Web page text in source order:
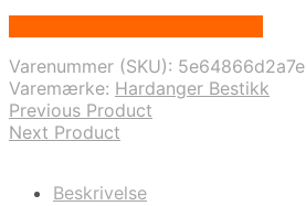
Varenummer (SKU): 5e64866d2a7e
Varemærke: Hardanger Bestikk
Previous Product
Next Product
Beskrivelse